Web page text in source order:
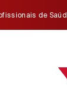
de